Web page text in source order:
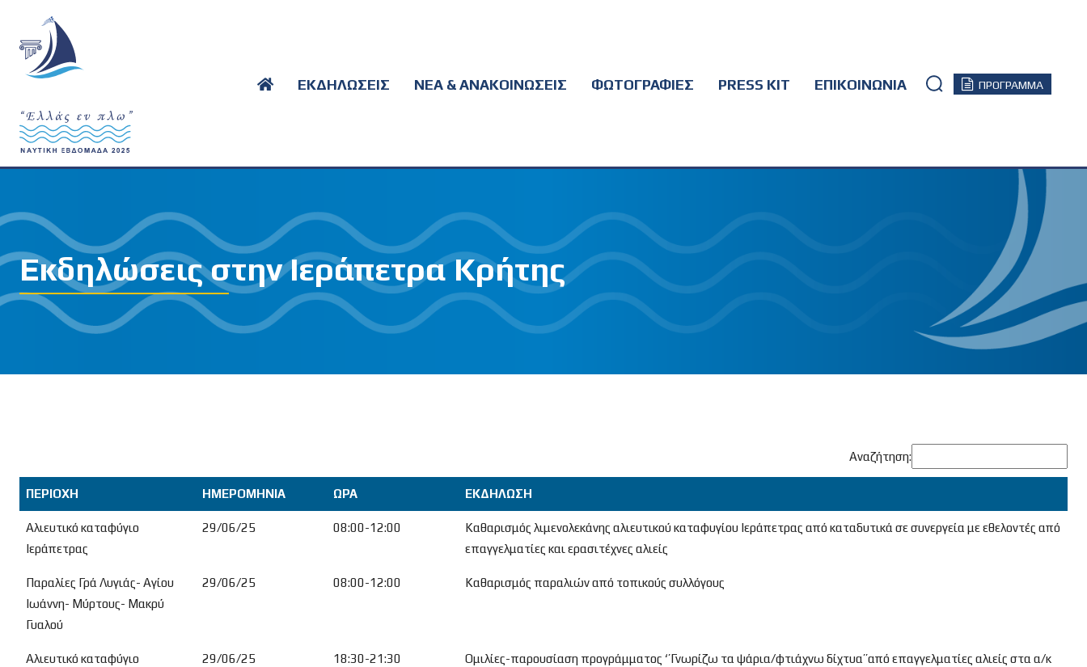
ΕΚΔΗΛΩΣΕΙΣ ΝΕΑ & ΑΝΑΚΟΙΝΩΣΕΙΣ ΦΩΤΟΓΡΑΦΙΕΣ PRESS KIT ΕΠΙΚΟΙΝΩΝΙΑ ΠΡΟΓΡΑΜΜΑ
Εκδηλώσεις στην Ιεράπετρα Κρήτης
Αναζήτηση:
ΠΕΡΙΟΧΗ ΗΜΕΡΟΜΗΝΙΑ ΩΡΑ
ΕΚΔΗΛΩΣΗ
ΠΕΡΙΟΧΗ
ΗΜΕΡΟΜΗΝΙΑ ΩΡΑ ΕΚΔΗΛΩΣΗ
Αλιευτικό καταφύγιο
Ιεράπετρας
29/06/25 08:00-12:00
Καθαρισμός λιμενολεκάνης αλιευτικού καταφυγίου Ιεράπετρας από καταδυτικά σε συνεργεία με εθελοντές από
επαγγελματίες και ερασιτέχνες αλιείς
Παραλίες Γρά Λυγιάς- Αγίου
Ιωάννη- Μύρτους- Μακρύ
Γυαλού
29/06/25 08:00-12:00 Καθαρισμός παραλιών από τοπικούς συλλόγους
Αλιευτικό καταφύγιο
29/06/25 18:30-21:30
Ομιλίες-παρουσίαση προγράμματος ‘’Γνωρίζω τα ψάρια/φτιάχνω δίχτυα’’από επαγγελματίες αλιείς στα α/κ